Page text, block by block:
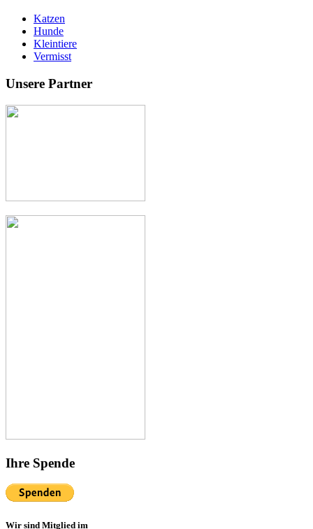
Katzen
Hunde
Kleintiere
Vermisst
Unsere Partner
Ihre Spende
Wir sind Mitglied im